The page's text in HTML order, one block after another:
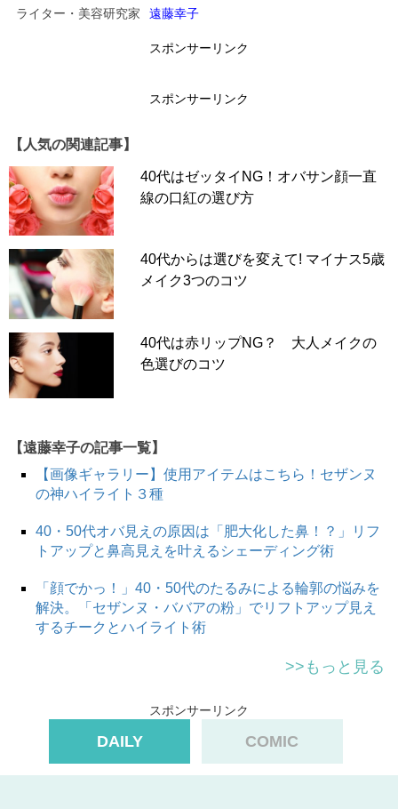
ライター・美容研究家 遠藤幸子
スポンサーリンク
スポンサーリンク
【人気の関連記事】
40代はゼッタイNG！オバサン顔一直
線の口紅の選び方
40代からは選びを変えて! マイナス5歳
メイク3つのコツ
40代は赤リップNG？ 大人メイクの
色選びのコツ
【遠藤幸子の記事一覧】
【画像ギャラリー】使用アイテムはこちら！セザンヌ
の神ハイライト３種
40・50代オバ見えの原因は「肥大化した鼻！？」リフ
トアップと鼻高見えを叶えるシェーディング術
「顔でかっ！」40・50代のたるみによる輪郭の悩みを
解決。「セザンヌ・ババアの粉」でリフトアップ見え
するチークとハイライト術
>>もっと見る
スポンサーリンク
DAILY COMIC